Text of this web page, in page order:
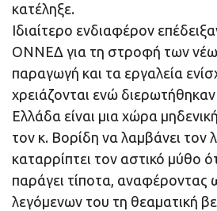
κατέληξε.
Ιδιαίτερο ενδιαφέρον
ΟΝΝΕΔ για τη στροφή των
παραγωγή και τα εργαλεία
χρειάζονται ενώ διερωτήθηκαν
Ελλάδα είναι μια χώρα
τον κ. Βορίδη να λαμβάνει τον
καταρρίπτει τον αστικό μύθο
παράγει τίποτα, αναφέροντας
λεγόμενων του τη θεαματική